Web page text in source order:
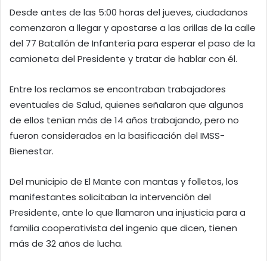
Desde antes de las 5:00 horas del jueves, ciudadanos
comenzaron a llegar y apostarse a las orillas de la calle
del 77 Batallón de Infantería para esperar el paso de la
camioneta del Presidente y tratar de hablar con él.
Entre los reclamos se encontraban trabajadores
eventuales de Salud, quienes señalaron que algunos
de ellos tenían más de 14 años trabajando, pero no
fueron considerados en la basificación del IMSS-
Bienestar.
Del municipio de El Mante con mantas y folletos, los
manifestantes solicitaban la intervención del
Presidente, ante lo que llamaron una injusticia para a
familia cooperativista del ingenio que dicen, tienen
más de 32 años de lucha.